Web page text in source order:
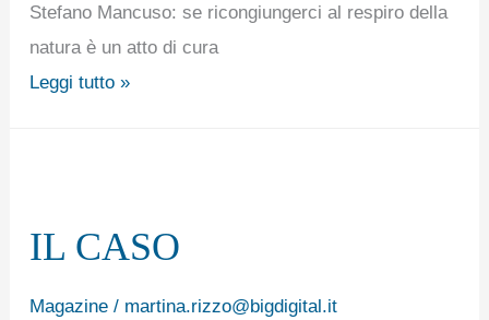
Stefano Mancuso: se ricongiungerci al respiro della
natura è un atto di cura
Leggi tutto »
IL CASO
Magazine/ martina.rizzo@bigdigital.it